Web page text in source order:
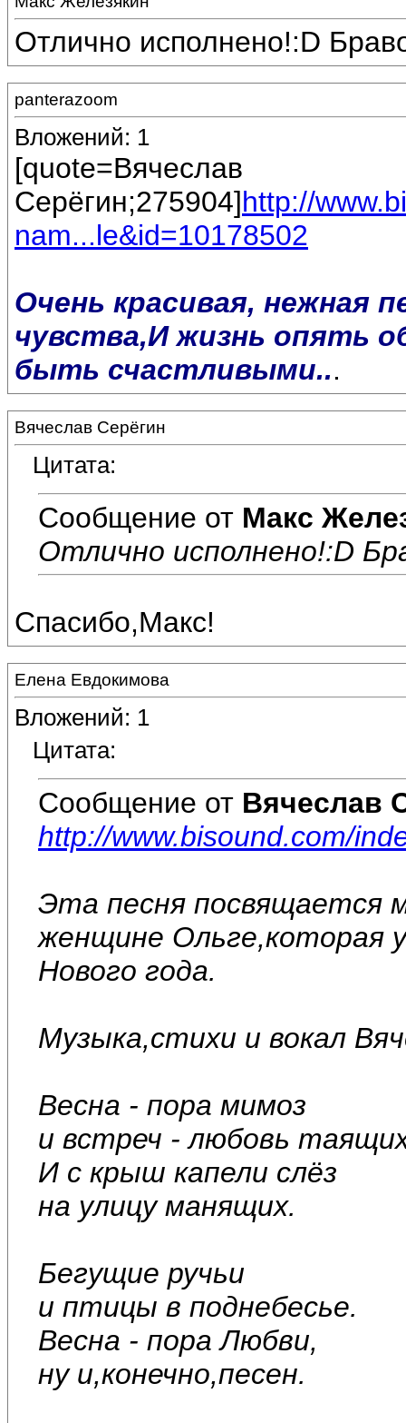
Отлично исполнено!:D
panterazoom
Вложений: 1
[quote=Вячеслав
Серёгин;275904]http://
nam...le&id=10178502
Очень красивая, нежная
чувства,И жизнь опять
быть счастливыми...
Вячеслав Серёгин
Цитата:
Сообщение от Макс
Отлично исполнено!:D
Спасибо,Макс!
Елена Евдокимова
Вложений: 1
Цитата:
Сообщение от Вячеслав
http://www.bisound.com/
Эта песня посвящается
женщине Ольге,которая
Нового года.
Музыка,стихи и вокал
Весна - пора мимоз
и встреч - любовь
И с крыш капели слёз
на улицу манящих.
Бегущие ручьи
и птицы в поднебесье.
Весна - пора Любви,
ну и,конечно,песен.